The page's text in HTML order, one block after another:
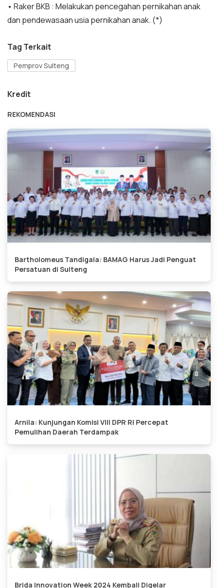
• Raker BKB : Melakukan pencegahan pernikahan anak
dan pendewasaan usia pernikahan anak. (*)
Tag Terkait
Pemprov Sulteng
Kredit
REKOMENDASI
Bartholomeus Tandigala: BAMAG Harus Jadi Penguat
Persatuan di Sulteng
Arnila: Kunjungan Komisi VIII DPR RI Percepat
Pemulihan Daerah Terdampak
Brida Innovation Week 2024 Kembali Digelar